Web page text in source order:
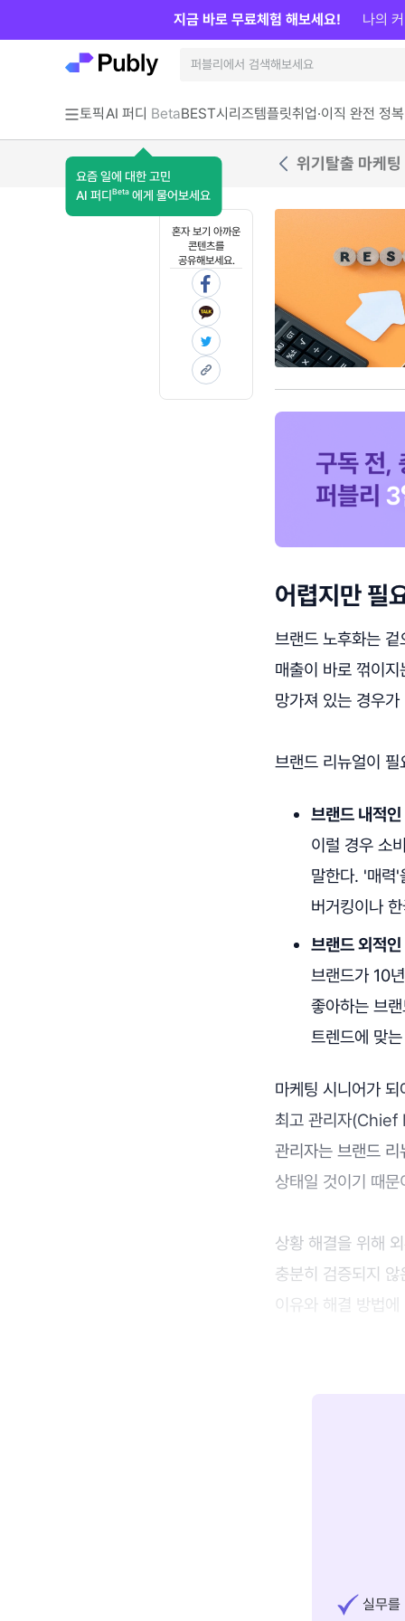
토픽AI 퍼디 Beta
요즘 일에 대한 고민
AI 퍼디 Beta 에게 물어보세요
BEST시리즈템플릿취업·이직 완전 정복
지금 바로 무료체험 해보세요! 나의
위기탈출 마케
혼자 보기 아까운
콘텐츠를
공유해보세요.
어렵지만 필
브랜드 노후화는
매출이 바로 꺾이
망가져 있는 경우
브랜드 리뉴얼이
브랜드 내적
이럴 경우 소
말한다. '매력'
버거킹이나
브랜드 외적
브랜드가 10
좋아하는 브
트렌드에 맞
마케팅 시니어가
최고 관리자(Chief
관리자는 브랜드
상태일 것이기 때문
상황 해결을 위해
충분히 검증되지
이유와 해결 방법
실무를